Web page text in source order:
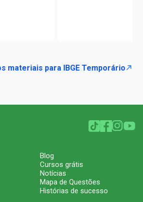
materiais para IBGE Temporário
Blog
Cursos grátis
Notícias
Mapa de Questões
Histórias de sucesso